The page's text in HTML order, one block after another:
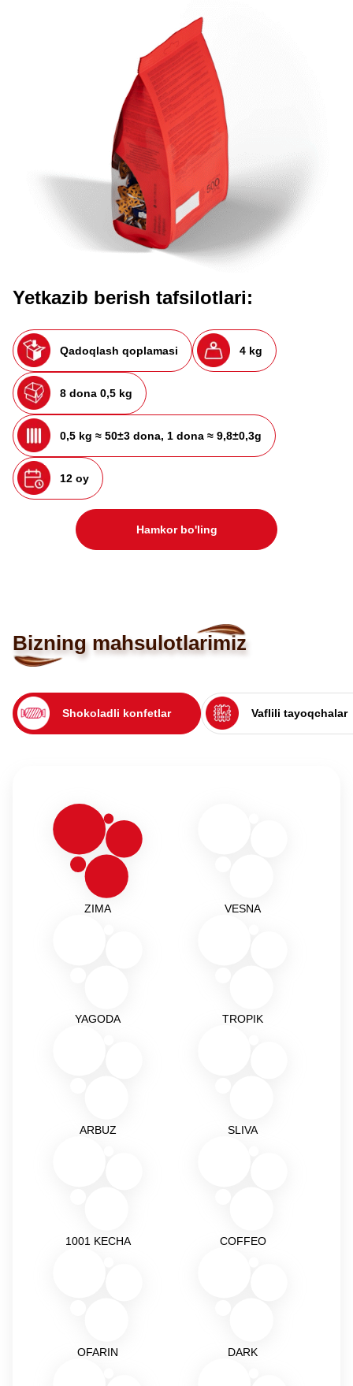
Yetkazib berish tafsilotlari:
Qadoqlash qoplamasi 4 kg
8 dona 0,5 kg
0,5 kg ≈ 50±3 dona, 1 dona ≈ 9,8±0,3g
12 oy
Hamkor bo'ling
Bizning mahsulotlarimiz
Shokoladli konfetlar Vaflili tayoqchalar
ZIMA VESNA
YAGODA TROPIK
ARBUZ SLIVA
1001 KECHA COFFEO
OFARIN DARK